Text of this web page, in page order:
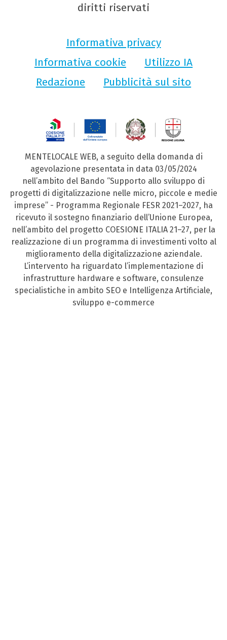
diritti riservati
Informativa privacy
Informativa cookie
Utilizzo IA
Redazione
Pubblicità sul sito
MENTELOCALE WEB, a seguito della domanda di
agevolazione presentata in data 03/05/2024
nell’ambito del Bando “Supporto allo sviluppo di
progetti di digitalizzazione nelle micro, piccole e medie
imprese” - Programma Regionale FESR 2021–2027, ha
ricevuto il sostegno finanziario dell’Unione Europea,
nell’ambito del progetto COESIONE ITALIA 21–27, per la
realizzazione di un programma di investimenti volto al
miglioramento della digitalizzazione aziendale.
L’intervento ha riguardato l’implementazione di
infrastrutture hardware e software, consulenze
specialistiche in ambito SEO e Intelligenza Artificiale,
sviluppo e-commerce